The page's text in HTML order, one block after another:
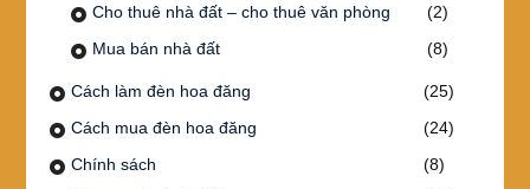
Cho thuê nhà đất – cho thuê văn phòng
(2)
Mua bán nhà đất
(8)
Cách làm đèn hoa đăng
(25)
Cách mua đèn hoa đăng
(24)
Chính sách
(8)